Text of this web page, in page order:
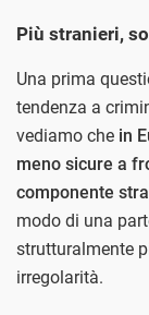
Più stranieri,
Una prima
tendenza a
vediamo che in
meno sicure a
componente
modo di una
strutturalmente
irregolarità.